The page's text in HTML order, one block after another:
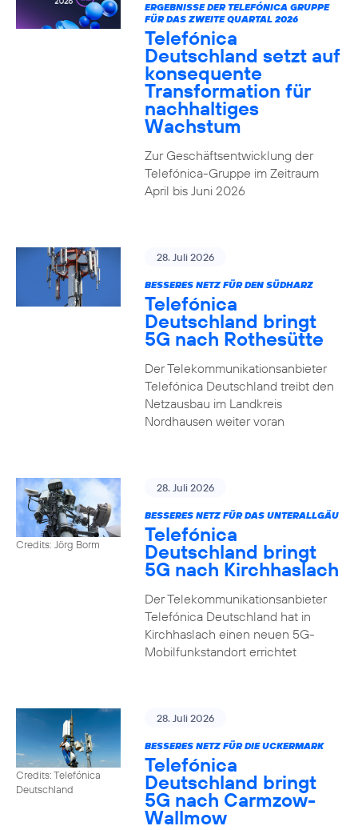
ERGEBNISSE DER TELEFÓNICA GRUPPE
FÜR DAS ZWEITE QUARTAL 2026
Telefónica
Deutschland setzt auf
konsequente
Transformation für
nachhaltiges
Wachstum
Zur Geschäftsentwicklung der
Telefónica-Gruppe im Zeitraum
April bis Juni 2026
28. Juli 2026
BESSERES NETZ FÜR DEN SÜDHARZ
Telefónica
Deutschland bringt
5G nach Rothesütte
Der Telekommunikationsanbieter
Telefónica Deutschland treibt den
Netzausbau im Landkreis
Nordhausen weiter voran
Credits: Jörg Borm
28. Juli 2026
BESSERES NETZ FÜR DAS UNTERALLGÄU
Telefónica
Deutschland bringt
5G nach Kirchhaslach
Der Telekommunikationsanbieter
Telefónica Deutschland hat in
Kirchhaslach einen neuen 5G-
Mobilfunkstandort errichtet
Credits: Telefónica
Deutschland
28. Juli 2026
BESSERES NETZ FÜR DIE UCKERMARK
Telefónica
Deutschland bringt
5G nach Carmzow-
Wallmow